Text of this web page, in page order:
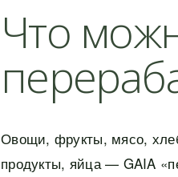
Что
Овощи, фрукты, мясо,
продукты, яйца — GAIA